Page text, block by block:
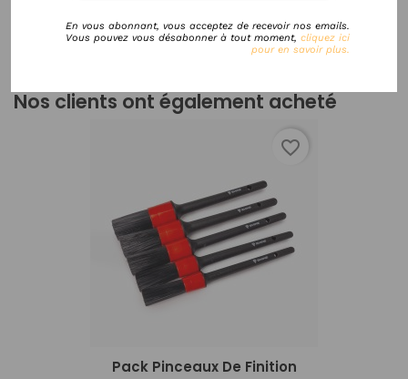
Nos clients ont également acheté
Pack Pinceaux De Finition
favorite_border
En vous abonnant, vous acceptez de recevoir nos emails.
Vous pouvez vous désabonner à tout moment, cliquez ici
pour en savoir plus.